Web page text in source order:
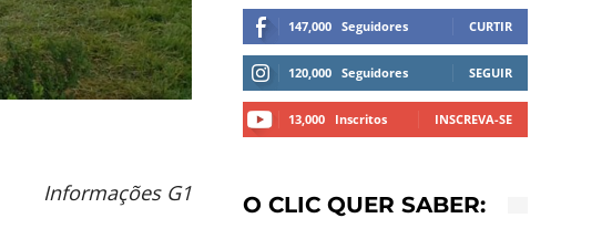
Informações G1
147,000 Seguidores CURTIR
120,000 Seguidores SEGUIR
13,000 Inscritos INSCREVA-SE
O CLIC QUER SABER: